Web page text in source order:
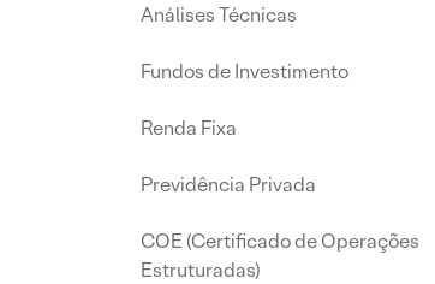
Análises Técnicas
Fundos de Investimento
Renda Fixa
Previdência Privada
COE (Certificado de Operações
Estruturadas)